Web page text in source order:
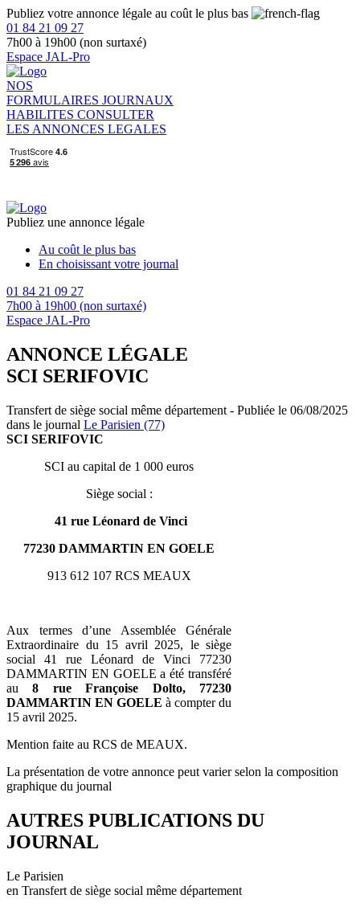
Publiez votre annonce légale au coût le plus bas
01 84 21 09 27
7h00 à 19h00 (non surtaxé)
Espace JAL-Pro
NOS
FORMULAIRES JOURNAUX
HABILITES CONSULTER
LES ANNONCES LEGALES
Publiez une annonce légale
Au coût le plus bas
En choisissant votre journal
01 84 21 09 27
7h00 à 19h00 (non surtaxé)
Espace JAL-Pro
ANNONCE LÉGALE
SCI SERIFOVIC
Transfert de siège social même département - Publiée le 06/08/2025
dans le journal Le Parisien (77)
SCI SERIFOVIC
SCI au capital de 1 000 euros
Siège social :
41 rue Léonard de Vinci
77230 DAMMARTIN EN GOELE
913 612 107 RCS MEAUX
Aux termes d’une Assemblée Générale
Extraordinaire du 15 avril 2025, le siège
social 41 rue Léonard de Vinci 77230
DAMMARTIN EN GOELE a été transféré
au8 rue Françoise Dolto, 77230
DAMMARTIN EN GOELE à compter du
15 avril 2025.
Mention faite au RCS de MEAUX.
La présentation de votre annonce peut varier selon la composition
graphique du journal
AUTRES PUBLICATIONS DU
JOURNAL
Le Parisien
en Transfert de siège social même département